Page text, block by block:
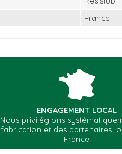
France
ENGAGEMENT LOCAL
Nous privilégions
fabrication et des partenaires
France